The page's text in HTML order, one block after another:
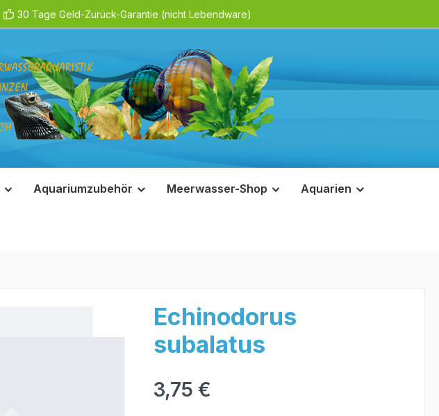
30 Tage Geld-Zurück-Garantie (nicht Lebendware)
Aquariumzubehör Meerwasser-Shop Aquarien
Echinodorus
subalatus
3,75 €